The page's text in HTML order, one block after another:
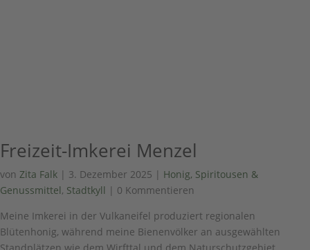
Freizeit-Imkerei Menzel
von Zita Falk | 3. Dezember 2025 | Honig, Spiritousen &
Genussmittel, Stadtkyll | 0 Kommentieren
Meine Imkerei in der Vulkaneifel produziert regionalen
Blütenhonig, während meine Bienenvölker an ausgewählten